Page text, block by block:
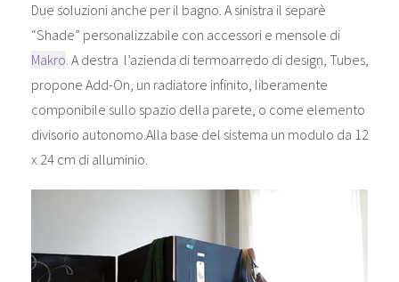
Due soluzioni anche per il bagno. A sinistra il separè
“Shade” personalizzabile con accessori e mensole di
Makro. A destra l’azienda di termoarredo di design, Tubes,
propone Add-On, un radiatore infinito, liberamente
componibile sullo spazio della parete, o come elemento
divisorio autonomo.Alla base del sistema un modulo da 12
x 24 cm di alluminio.